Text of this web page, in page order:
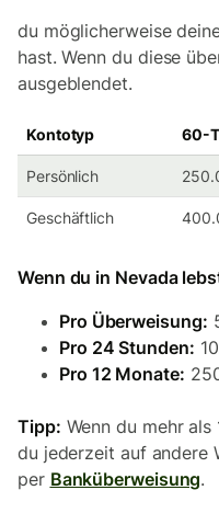
du möglicherweise
hast. Wenn du diese
ausgeblendet.
Kontotyp 60-
Persönlich
Geschäftlich
Wenn du in Nevada
Pro Überweisung:
Pro 24 Stunden:
Pro 12 Monate:
Tipp: Wenn du mehr
du jederzeit auf andere
per Banküberweisung.